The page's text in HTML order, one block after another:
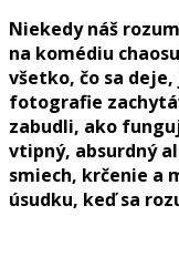
Niekedy náš
na komédiu
všetko, čo sa
fotografie
zabudli, ako
vtipný, absurdný
smiech, krčenie a
úsudku, keď sa